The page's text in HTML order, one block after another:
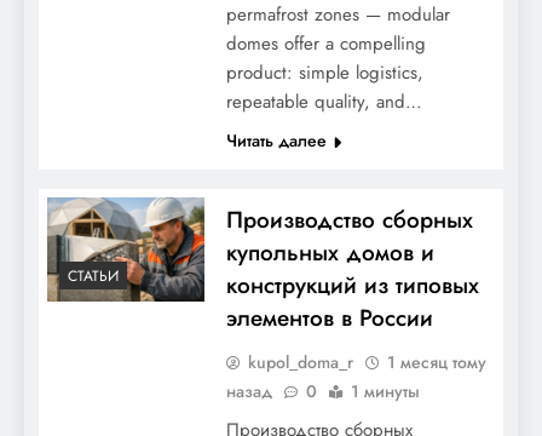
permafrost zones — modular
domes offer a compelling
product: simple logistics,
repeatable quality, and…
Читать далее
СТАТЬИ
Производство сборных
купольных домов и
конструкций из типовых
элементов в России
kupol_doma_r
1 месяц тому
назад
0 1 минуты
Производство сборных